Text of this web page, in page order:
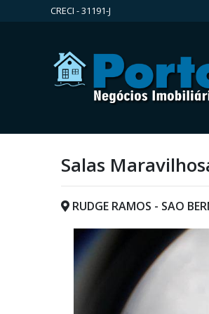
CRECI - 31191-J
Salas
RUDGE RAMOS - SAO